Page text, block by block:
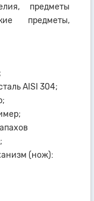
предметы
предметы,
AISI 304;
(нож):